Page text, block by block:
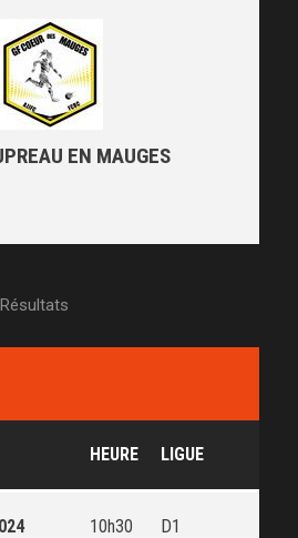
EN MAUGES
Résultats
HEURE LIGUE
10h30 D1